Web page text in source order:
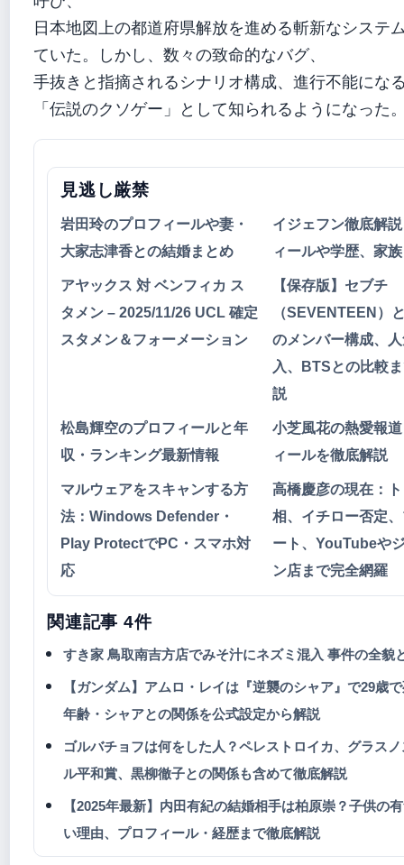
日本地図上の都道府県解放を進める斬新なシステ
ていた。しかし、数々の致命的なバグ、
手抜きと指摘されるシナリオ構成、進行不能にな
「伝説のクソゲー」として知られるようになった
見逃し厳禁
岩田玲のプロフィールや妻・
大家志津香との結婚まとめ
イジェフン徹底解
ィールや学歴、家族
アヤックス 対 ベンフィカ ス
タメン – 2025/11/26 UCL 確定
スタメン＆フォーメーション
【保存版】セブチ
（SEVENTEEN）
のメンバー構成、
入、BTSとの比較
説
松島輝空のプロフィールと年
収・ランキング最新情報
小芝風花の熱愛報
ィールを徹底解説
マルウェアをスキャンする方
法：Windows Defender・
Play ProtectでPC・スマホ対
応
高橋慶彦の現在：
相、イチロー否定
ート、YouTubeや
ン店まで完全網羅
関連記事 4件
すき家 鳥取南吉方店でみそ汁にネズミ混入 事件の全貌
【ガンダム】アムロ・レイは『逆襲のシャア』で29歳
年齢・シャアとの関係を公式設定から解説
ゴルバチョフは何をした人？ペレストロイカ、グラス
ル平和賞、黒柳徹子との関係も含めて徹底解説
【2025年最新】内田有紀の結婚相手は柏原崇？子供の
い理由、プロフィール・経歴まで徹底解説